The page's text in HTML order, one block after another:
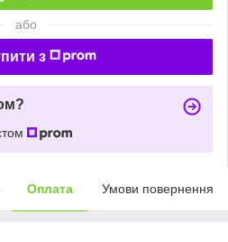
або
з
Оплата Умови повернення